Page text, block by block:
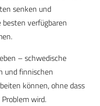
senken und
besten verfügbaren
– schwedische
und finnischen
können, ohne dass
wird.